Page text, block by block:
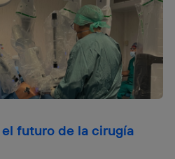
futuro de la cirugía